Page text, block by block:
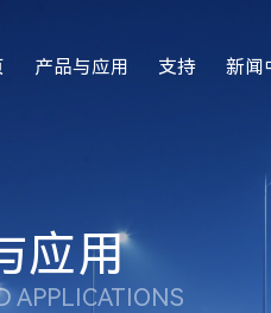
产品与应用 支持 新闻
应用
APPLICATIONS